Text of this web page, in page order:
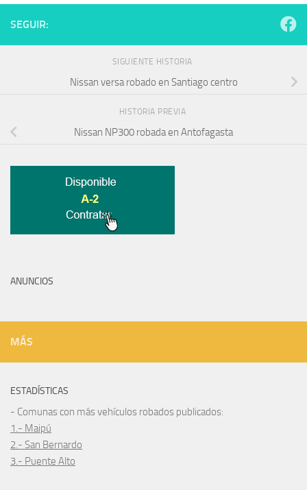
SEGUIR:
SIGUIENTE HISTORIA
Nissan versa robado en Santiago centro
HISTORIA PREVIA
Nissan NP300 robada en Antofagasta
ANUNCIOS
MÁS
ESTADÍSTICAS
- Comunas con más vehículos robados publicados:
1.- Maipú
2.- San Bernardo
3.- Puente Alto